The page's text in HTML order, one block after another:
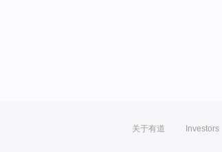
关于有道 Investors